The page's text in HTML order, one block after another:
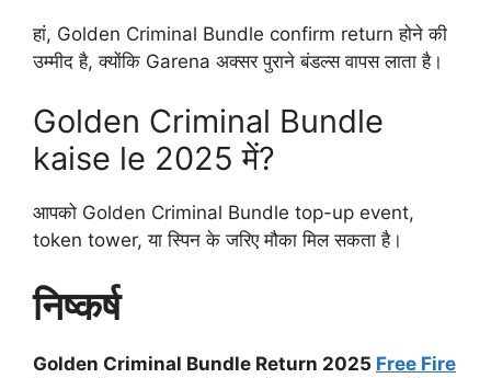
हां, Golden Criminal Bundle confirm return होने की
उम्मीद है, क्योंकि Garena अक्सर पुराने बंडल्स वापस लाता है।
Golden Criminal Bundle
kaise le 2025 में?
आपको Golden Criminal Bundle top-up event,
token tower, या स्पिन के जरिए मौका मिल सकता है।
निष्कर्ष
Golden Criminal Bundle Return 2025 Free Fire